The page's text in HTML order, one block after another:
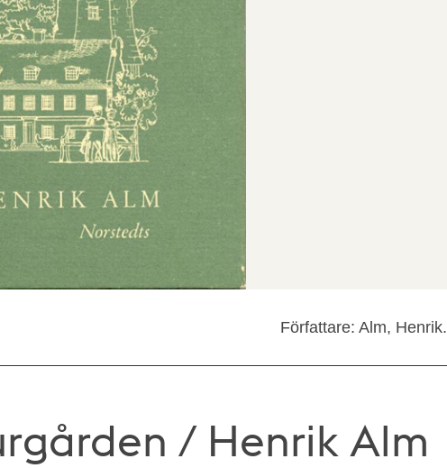
Författare: Alm, Henrik.
/ Henrik Alm